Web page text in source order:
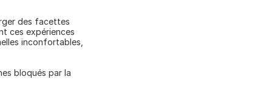
des facettes
ces expériences
inconfortables,
bloqués par la